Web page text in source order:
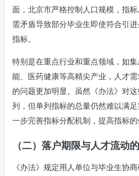
面，北京市严格控制人口规模，指
需矛盾导致部分毕业生即使符合引
指标。
特别是在重点行业和重点领域，如
能、医药健康等高精尖产业，人才
的问题更加明显。虽然《办法》对
列，但单列指标的总量仍然难以满
一步完善指标分配机制，提高指标的
（二）落户期限与人才流动
《办法》规定用人单位与毕业生协